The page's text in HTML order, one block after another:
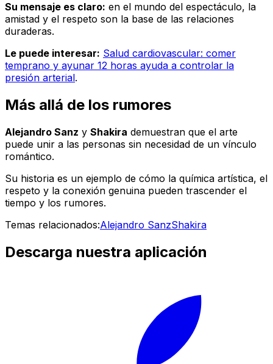
Su mensaje es claro: en el mundo del espectáculo, la
amistad y el respeto son la base de las relaciones
duraderas.
Le puede interesar: Salud cardiovascular: comer
temprano y ayunar 12 horas ayuda a controlar la
presión arterial.
Más allá de los rumores
Alejandro Sanz y Shakira demuestran que el arte
puede unir a las personas sin necesidad de un vínculo
romántico.
Su historia es un ejemplo de cómo la química artística, el
respeto y la conexión genuina pueden trascender el
tiempo y los rumores.
Temas relacionados:Alejandro SanzShakira
Descarga nuestra aplicación